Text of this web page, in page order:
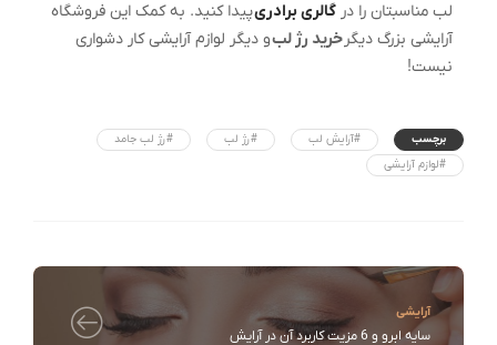
لب مناسبتان را در گالری برادریپیدا کنید. به کمک این فروشگاه
آرایشی بزرگ دیگرخرید رژ لبو دیگر لوازم آرایشی کار دشواری
نیست!
برچسب #آرایش لب #رژ لب
#رژ لب جامد
#لوازم آرایشی
آرایشی
سایه ابرو و 6 مزیت کاربرد آن در آرایش